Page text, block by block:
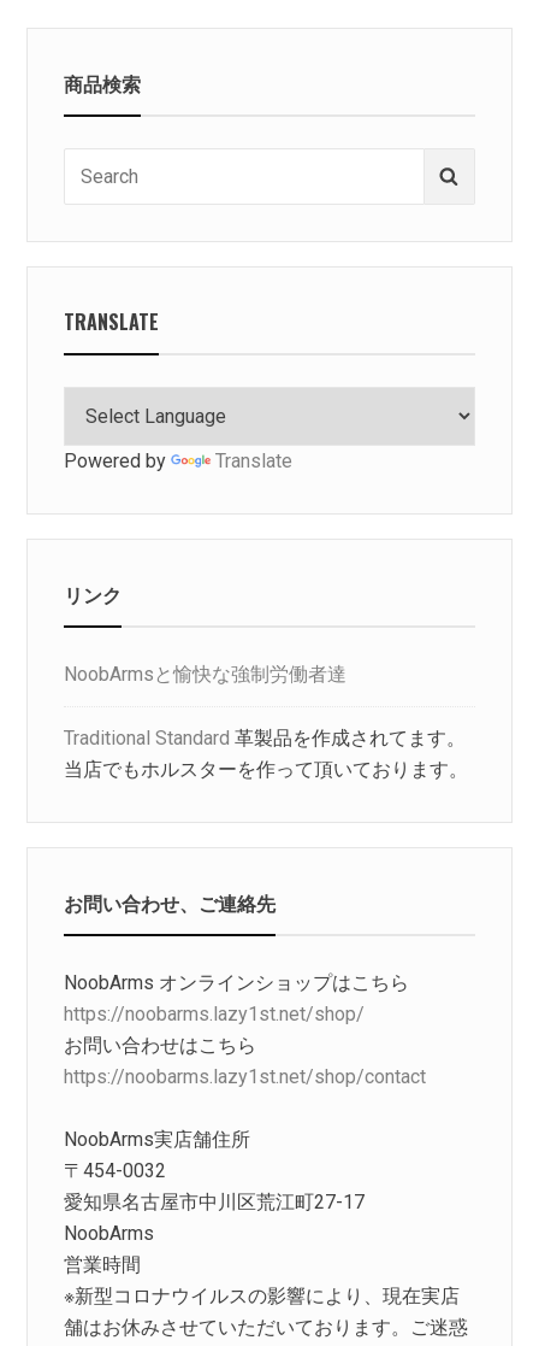
商品検索
TRANSLATE
Powered by Translate
リンク
NoobArmsと愉快な強制労働者達
Traditional Standard 革製品を作成されてます。
当店でもホルスターを作って頂いております。
お問い合わせ、ご連絡先
NoobArms オンラインショップはこちら
https://noobarms.lazy1st.net/shop/
お問い合わせはこちら
https://noobarms.lazy1st.net/shop/contact
NoobArms実店舗住所
〒454-0032
愛知県名古屋市中川区荒江町27-17
NoobArms
営業時間
※新型コロナウイルスの影響により、現在実店
舗はお休みさせていただいております。ご迷惑